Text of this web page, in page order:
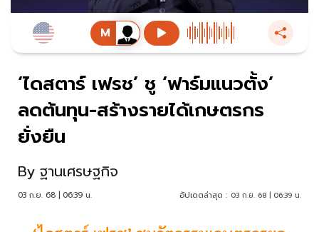
‘ไดสตาร์ เฟรช’ ชู ‘ฟาร์มแนวตั้ง’
ลดต้นทุน-สร้างรายได้เกษตรกร
ยั่งยืน
By ฐานเศรษฐกิจ
03 ก.ย. 68 | 06:39 น. อัปเดตล่าสุด : 03 ก.ย. 68 | 06:39 น.